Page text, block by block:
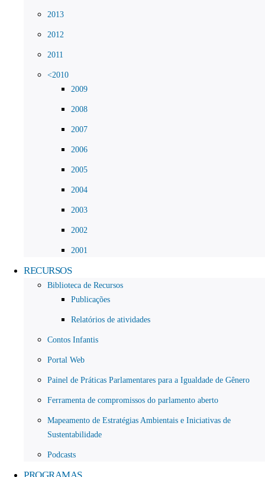
2013
2012
2011
<2010
2009
2008
2007
2006
2005
2004
2003
2002
2001
RECURSOS
Biblioteca de Recursos
Publicações
Relatórios de atividades
Contos Infantis
Portal Web
Painel de Práticas Parlamentares para a Igualdade de Gênero
Ferramenta de compromissos do parlamento aberto
Mapeamento de Estratégias Ambientais e Iniciativas de
Sustentabilidade
Podcasts